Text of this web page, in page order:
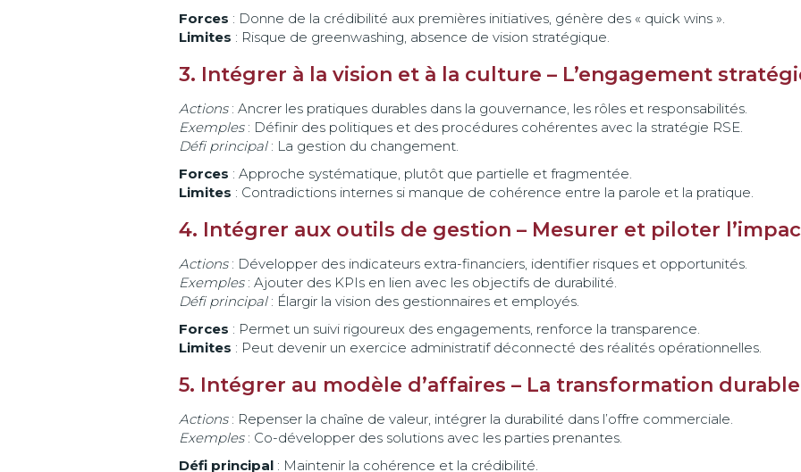
Forces : Donne de la crédibilité aux premières initiatives, génère des « quick wins ».
Limites : Risque de greenwashing, absence de vision stratégique.
3. Intégrer à la vision et à la culture – L’engagement
Actions: Ancrer les pratiques durables dans la gouvernance, les rôles et responsabilités.
Exemples: Définir des politiques et des procédures cohérentes avec la stratégie RSE.
Défi principal: La gestion du changement.
Forces : Approche systématique, plutôt que partielle et fragmentée.
Limites : Contradictions internes si manque de cohérence entre la parole et la pratique.
4. Intégrer aux outils de gestion – Mesurer et piloter
Actions: Développer des indicateurs extra-financiers, identifier risques et opportunités.
Exemples: Ajouter des KPIs en lien avec les objectifs de durabilité.
Défi principal: Élargir la vision des gestionnaires et employés.
Forces : Permet un suivi rigoureux des engagements, renforce la transparence.
Limites : Peut devenir un exercice administratif déconnecté des réalités opérationnelles.
5. Intégrer au modèle d’affaires – La transformation durable
Actions: Repenser la chaîne de valeur, intégrer la durabilité dans l’offre commerciale.
Exemples: Co-développer des solutions avec les parties prenantes.
Défi principal: Maintenir la cohérence et la crédibilité.